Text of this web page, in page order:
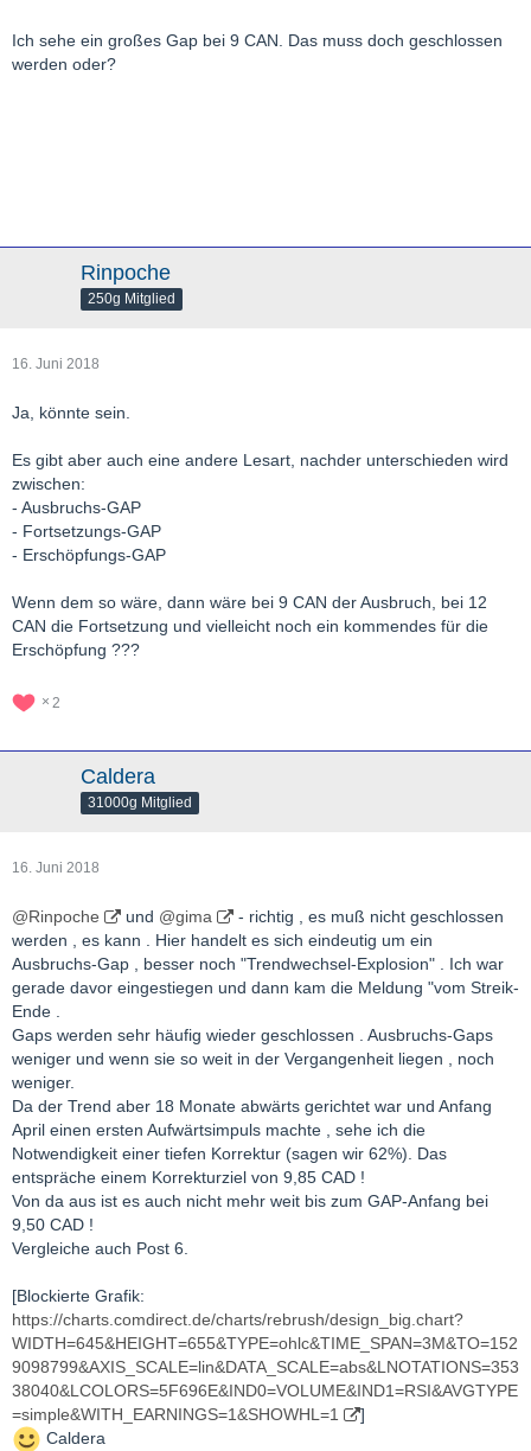
Ich sehe ein großes Gap bei 9 CAN. Das muss doch geschlossen
werden oder?
Rinpoche
250g Mitglied
16. Juni 2018
Ja, könnte sein.
Es gibt aber auch eine andere Lesart, nachder unterschieden wird
zwischen:
- Ausbruchs-GAP
- Fortsetzungs-GAP
- Erschöpfungs-GAP
Wenn dem so wäre, dann wäre bei 9 CAN der Ausbruch, bei 12
CAN die Fortsetzung und vielleicht noch ein kommendes für die
Erschöpfung ???
2
Caldera
31000g Mitglied
16. Juni 2018
@Rinpoche und @gima
- richtig , es muß nicht geschlossen
werden , es kann . Hier handelt es sich eindeutig um ein
Ausbruchs-Gap , besser noch "Trendwechsel-Explosion" . Ich war
gerade davor eingestiegen und dann kam die Meldung "vom Streik-
Ende .
Gaps werden sehr häufig wieder geschlossen . Ausbruchs-Gaps
weniger und wenn sie so weit in der Vergangenheit liegen , noch
weniger.
Da der Trend aber 18 Monate abwärts gerichtet war und Anfang
April einen ersten Aufwärtsimpuls machte , sehe ich die
Notwendigkeit einer tiefen Korrektur (sagen wir 62%). Das
entspräche einem Korrekturziel von 9,85 CAD !
Von da aus ist es auch nicht mehr weit bis zum GAP-Anfang bei
9,50 CAD !
Vergleiche auch Post 6.
[Blockierte Grafik:
https://charts.comdirect.de/charts/rebrush/design_big.chart?
WIDTH=645&HEIGHT=655&TYPE=ohlc&TIME_SPAN=3M&TO=152
9098799&AXIS_SCALE=lin&DATA_SCALE=abs&LNOTATIONS=353
38040&LCOLORS=5F696E&IND0=VOLUME&IND1=RSI&AVGTYPE
=simple&WITH_EARNINGS=1&SHOWHL=1
]
Caldera